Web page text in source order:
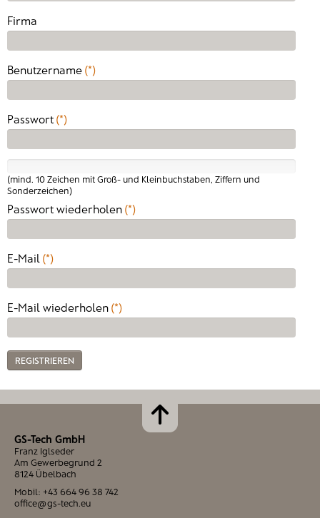
Firma
Benutzername (*)
Passwort (*)
(mind. 10 Zeichen mit Groß- und Kleinbuchstaben, Ziffern und
Sonderzeichen)
Passwort wiederholen (*)
E-Mail (*)
E-Mail wiederholen (*)
REGISTRIEREN
GS-Tech GmbH
Franz Iglseder
Am Gewerbegrund 2
8124 Übelbach
Mobil: +43 664 96 38 742
office@gs-tech.eu